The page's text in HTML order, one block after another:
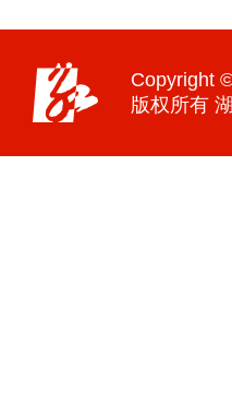
Copyright
版权所有